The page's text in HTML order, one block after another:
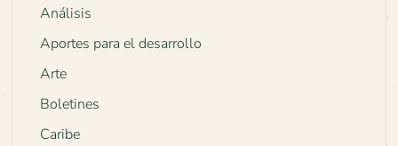
Análisis
Aportes para el desarrollo
Arte
Boletines
Caribe